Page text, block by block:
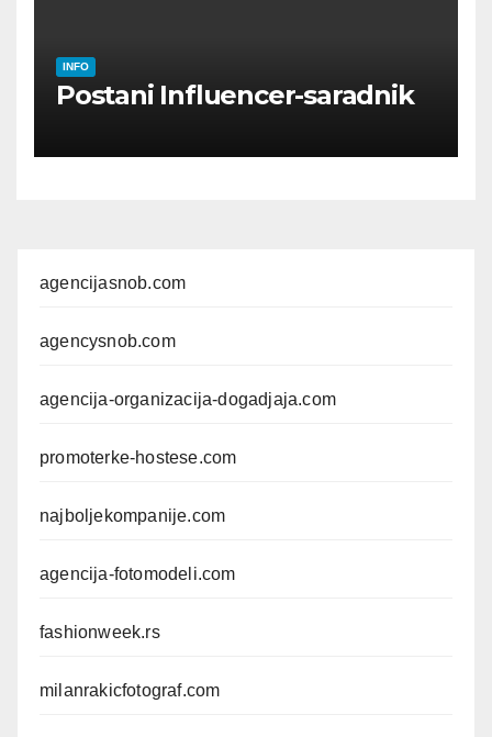
INFO
Postani Influencer-saradnik
agencijasnob.com
agencysnob.com
agencija-organizacija-dogadjaja.com
promoterke-hostese.com
najboljekompanije.com
agencija-fotomodeli.com
fashionweek.rs
milanrakicfotograf.com